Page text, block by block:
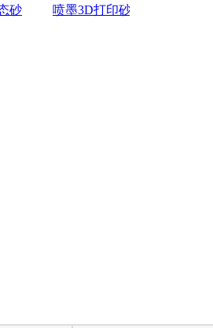
砂 喷墨3D打印砂